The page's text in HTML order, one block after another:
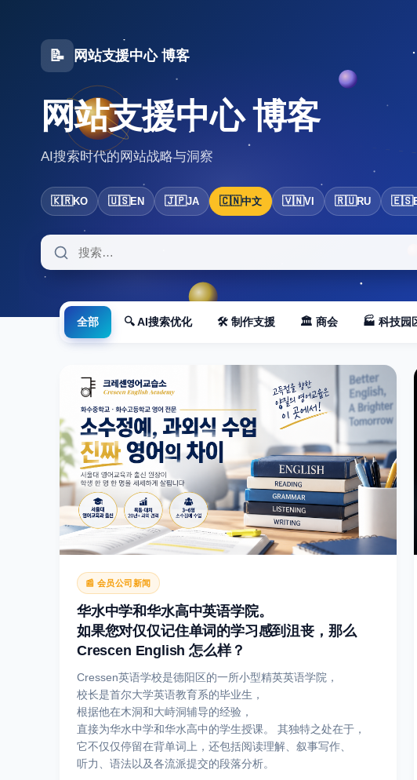
📝 网站支援中心 博客
网站支援中心 博客
AI搜索时代的网站战略与洞察
🇰🇷KO 🇺🇸EN 🇯🇵JA 🇨🇳中文 🇻🇳VI 🇷🇺RU 🇪🇸
全部 🔍 AI搜索优化 🛠 制作支援 🏛 商会 🏭 科技园
📰 会员公司新闻
华水中学和华水高中英语学院。
如果您对仅仅记住单词的学习感到沮丧，那么
Crescen English 怎么样？
Cressen英语学校是德阳区的一所小型精英英语学院，
校长是首尔大学英语教育系的毕业生，
根据他在木洞和大峙洞辅导的经验，
直接为华水中学和华水高中的学生授课。 其独特之处在于，
它不仅仅停留在背单词上，还包括阅读理解、叙事写作、
听力、语法以及各流派提交的段落分析。